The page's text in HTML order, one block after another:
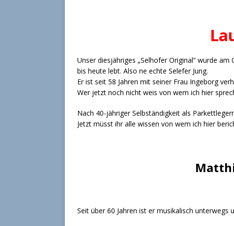
Unser diesjähriges „Selhofer Original“ wurde
bis heute lebt. Also ne echte Selefer Jung.
Er ist seit 58 Jahren mit seiner Frau Ingeborg
Wer jetzt noch nicht weis von wem ich hier
Nach 40-jähriger Selbständigkeit als
Jetzt müsst ihr alle wissen von wem ich hier
Seit über 60 Jahren ist er musikalisch unterwegs